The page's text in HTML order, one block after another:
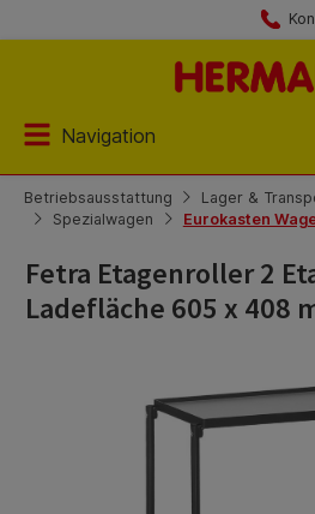
Navigation
Betriebsausstattung Lager &
Spezialwagen
Eurokasten
Fetra Etagenroller 2
Ladefläche 605 x 408